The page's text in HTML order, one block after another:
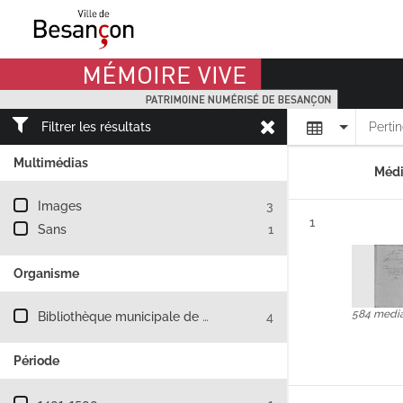
Mémoire Vive patrimoine numérisé de Besançon
Filtrer les résultats
Multimédias
Filtre les résultats par : Multimédias
Images
3
Sans
1
Organisme
Filtre les résultats par : Organisme
Bibliothèque municipale de Besançon 4
Période
Filtre les résultats par : Période
Affichage
Résultat n°
1
584